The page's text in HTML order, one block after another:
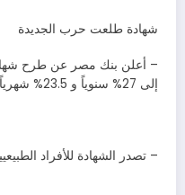
شهادة طلعت حرب الجديدة
– أعلن بنك مصر عن طرح
إلى 27% سنوياً و 23.5% شهرياً.
– تصدر الشهادة للأفراد